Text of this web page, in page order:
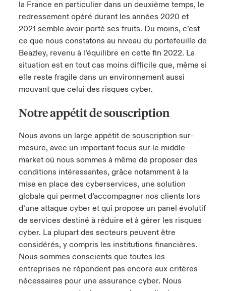
Nous contacter
Indemnisation
Investisseurs
feux sur le risque lié à la cybersécurité et à la technologie
Canada (French)
Market
Kingdom
Pacific
America
Market
Kingdom
Pacific
America
Market
Kingdom
Pacific
America
Market
Kingdom
Pacific
America
Market
Kingdom
Pacific
America
Market
Kingdom
Pacific
America
Market
Kingdom
Pacific
America
Market
Kingdom
Pacific
America
Market
Kingdom
Pacific
America
Market
Kingdom
Pacific
America
Market
Kingdom
Pacific
America
la France en particulier dans un deuxième temps, le
redressement opéré durant les années 2020 et
2021 semble avoir porté ses fruits. Du moins, c’est
ce que nous constatons au niveau du portefeuille de
Beazley, revenu à l’équilibre en cette fin 2022. La
situation est en tout cas moins difficile que, même si
elle reste fragile dans un environnement aussi
mouvant que celui des risques cyber.
Notre appétit de souscription
Nous avons un large appétit de souscription sur-
mesure, avec un important focus sur le middle
market où nous sommes à même de proposer des
conditions intéressantes, grâce notamment à la
mise en place des cyberservices, une solution
globale qui permet d’accompagner nos clients lors
d’une attaque cyber et qui propose un panel évolutif
de services destiné à réduire et à gérer les risques
cyber. La plupart des secteurs peuvent être
considérés, y compris les institutions financières.
Nous sommes conscients que toutes les
entreprises ne répondent pas encore aux critères
nécessaires pour une assurance cyber. Nous